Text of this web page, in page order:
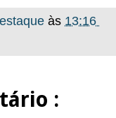
às 13:16
: